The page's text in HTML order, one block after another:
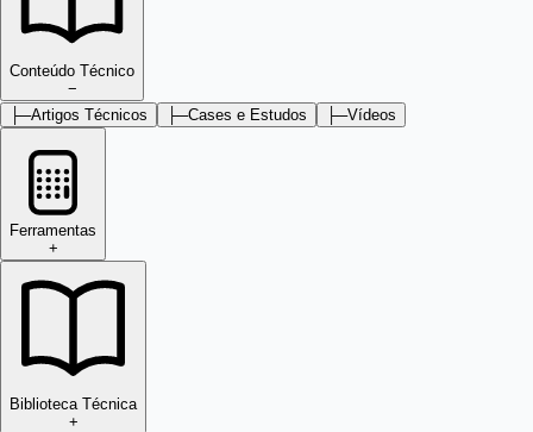
Conteúdo Técnico
−
├─Artigos Técnicos ├─Cases e Estudos ├─Vídeos
Ferramentas
+
Biblioteca Técnica
+